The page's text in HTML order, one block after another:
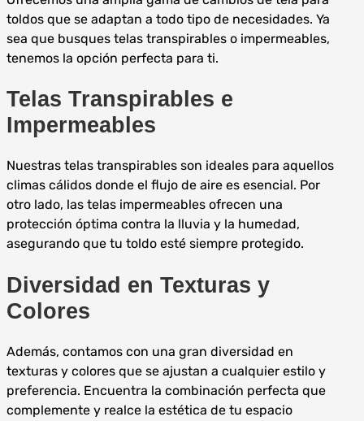
toldos que se adaptan a todo tipo de necesidades. Ya
sea que busques telas transpirables o impermeables,
tenemos la opción perfecta para ti.
Telas Transpirables e
Impermeables
Nuestras telas transpirables son ideales para aquellos
climas cálidos donde el flujo de aire es esencial. Por
otro lado, las telas impermeables ofrecen una
protección óptima contra la lluvia y la humedad,
asegurando que tu toldo esté siempre protegido.
Diversidad en Texturas y
Colores
Además, contamos con una gran diversidad en
texturas y colores que se ajustan a cualquier estilo y
preferencia. Encuentra la combinación perfecta que
complemente y realce la estética de tu espacio